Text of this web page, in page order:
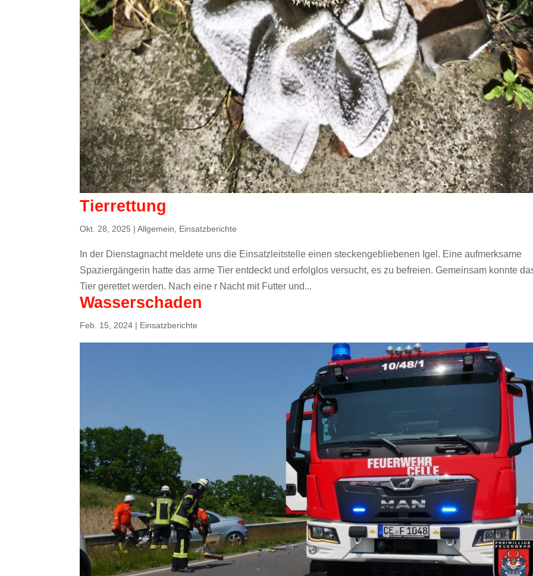
Tierrettung
Okt. 28, 2025 |Allgemein Einsatzberichte
In der Dienstagnacht meldete uns die Einsatzleitstelle einen steckengebliebenen Igel. Eine aufmerksame
Spaziergängerin hatte das arme Tier entdeckt und erfolglos versucht, es zu befreien. Gemeinsam konnte
Tier gerettet werden. Nach eine r Nacht mit Futter und...
Wasserschaden
Feb. 15, 2024 | Einsatzberichte